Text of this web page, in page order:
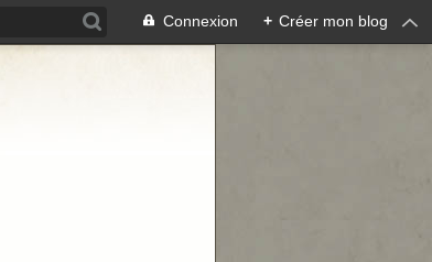
Connexion + Créer mon blog